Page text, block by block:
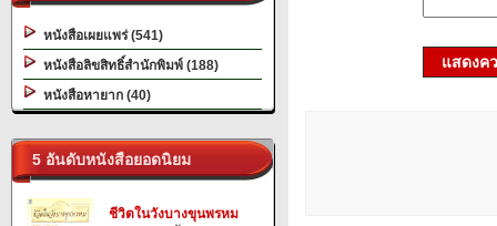
หนังสือเผยแพร่ (541)
หนังสือลิขสิทธิ์สำนักพิมพ์ (188)
หนังสือหายาก (40)
5 อันดับหนังสือยอดนิยม
ชีวิตในวังบางขุนพรหม
แสดงค